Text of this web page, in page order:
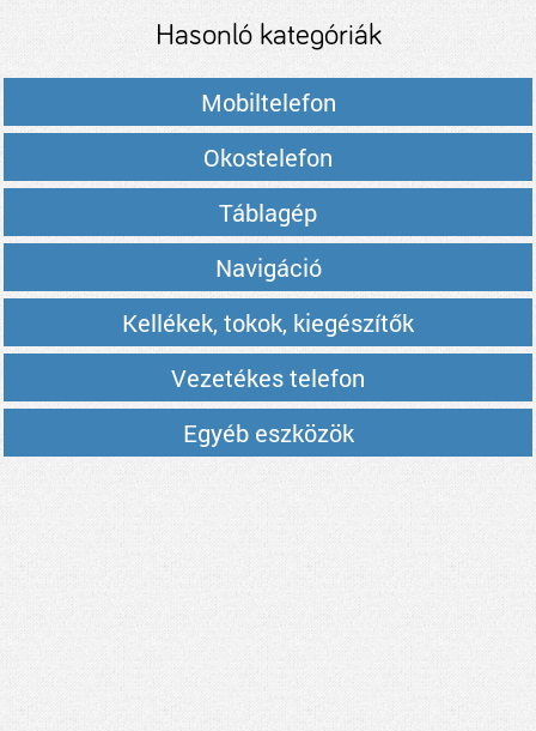
Hasonló kategóriák
Mobiltelefon
Okostelefon
Táblagép
Navigáció
Kellékek, tokok, kiegészítők
Vezetékes telefon
Egyéb eszközök